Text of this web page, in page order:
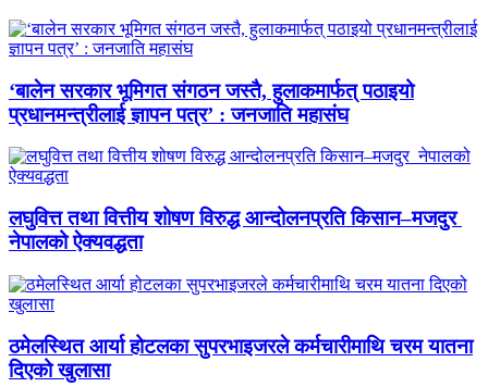
‘बालेन सरकार भूमिगत संगठन जस्तै, हुलाकमार्फत् पठाइयो
प्रधानमन्त्रीलाई ज्ञापन पत्र’ : जनजाति महासंघ
लघुवित्त तथा वित्तीय शोषण विरुद्ध आन्दोलनप्रति किसान–मजदुर
नेपालको ऐक्यवद्धता
ठमेलस्थित आर्या होटलका सुपरभाइजरले कर्मचारीमाथि चरम यातना
दिएको खुलासा